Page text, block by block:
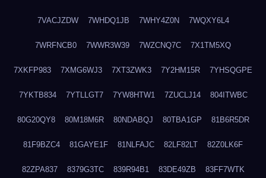
7VACJZDW 7WHDQ1JB 7WHY4Z0N 7WQXY6L4
7WRFNCB0 7WWR3W39 7WZCNQ7C 7X1TM5XQ
7XKFP983 7XMG6WJ3 7XT3ZWK3 7Y2HM15R 7YHSQGPE
7YKTB834 7YTLLGT7 7YW8HTW1 7ZUCLJ14 804ITWBC
80G20QY8 80M18M6R 80NDABQJ 80TBA1GP 81B6R5DR
81F9BZC4 81GAYE1F 81NLFAJC 82LF82LT 82Z0LK6F
82ZPA837 8379G3TC 839R94B1 83DE49ZB 83FF7WTK